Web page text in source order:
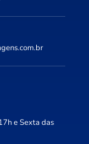
e Sexta das